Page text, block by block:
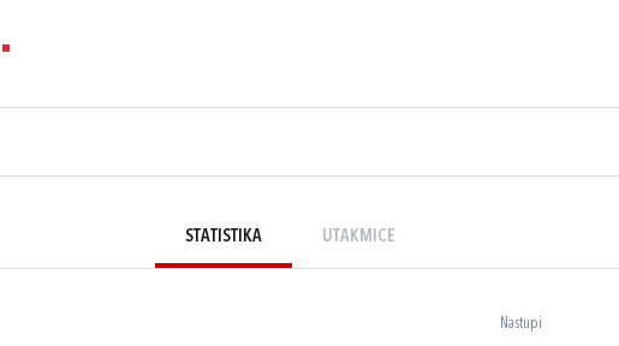
STATISTIKA UTAKMICE
Nastupi